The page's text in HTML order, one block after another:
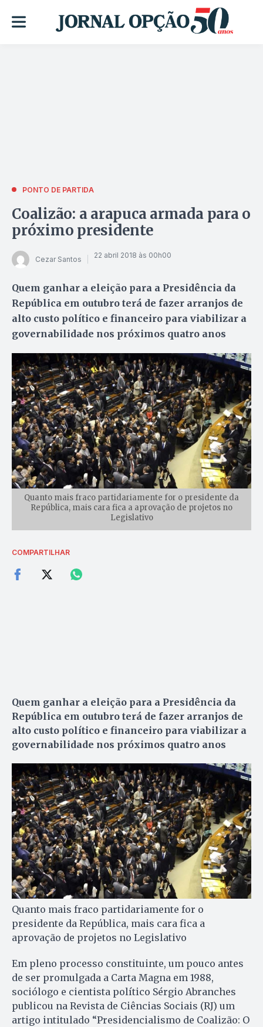
PONTO DE PARTIDA
Coalizão: a arapuca armada para o
próximo presidente
Cezar Santos 22 abril 2018 às 00h00
Quem ganhar a eleição para a Presidência da
República em outubro terá de fazer arranjos de
alto custo político e financeiro para viabilizar a
governabilidade nos próximos quatro anos
Quanto mais fraco partidariamente for o presidente da
República, mais cara fica a aprovação de projetos no
Legislativo
COMPARTILHAR
Quem ganhar a eleição para a Presidência da
República em outubro terá de fazer arranjos de
alto custo político e financeiro para viabilizar a
governabilidade nos próximos quatro anos
Quanto mais fraco partidariamente for o
presidente da República, mais cara fica a
aprovação de projetos no Legislativo
Em pleno processo cons­tituinte, um pouco an­tes
de ser promulgada a Carta Magna em 1988,
sociólogo e cientista político Sérgio Abranches
publicou na Re­vis­ta de Ciências Sociais (RJ) um
ar­tigo intitulado “Presidencialismo de Coalizão: O